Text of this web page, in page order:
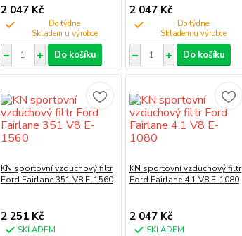
2 047 Kč
Do týdne
Do košíku
2 047 Kč
Do týdne
Do košíku
KN sportovní vzduchový filtr
Ford Fairlane 351 V8 E-1560
2 251 Kč
SKLADEM
KN sportovní vzduchový filtr
Ford Fairlane 4.1 V8 E-1080
2 047 Kč
SKLADEM